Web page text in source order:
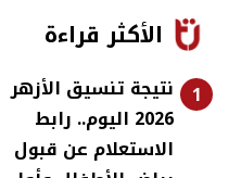
الأكثر قراءة
1
نتيجة تنسيق الأزهر
2026 اليوم.. رابط
الاستعلام عن قبول